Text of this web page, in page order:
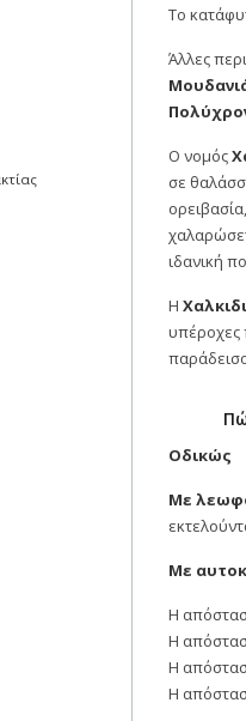
Το
Άλλες
Ο νομός
σε
ιδανική
Η
υπέροχες
Οδικώς
Με
Με
Η
Η
Η
Η